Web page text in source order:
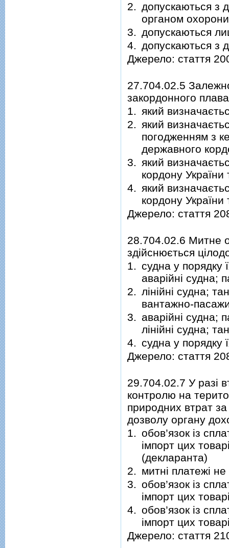
2. допускаються з
органом
3. допускаються
4. допускаються з
Джерело: стаття
27.704.02.5
закордонного
1. який
2. який
погодженням з
державного
3. який
кордону України
4. який
кордону
Джерело: стаття
28.704.02.6 Митне
здійснюється
1. судна у порядку
аварійні судна;
2. лінійні судна;
вантажно-
3. аварійні судна;
лінійні судна;
4. судна у порядку
Джерело: стаття
29.704.02.7 У разі
контролю на
природних втрат
дозволу органу
1. обов’язок із
імпорт цих
(декларанта)
2. митні платежі
3. обов’язок із
імпорт цих
4. обов’язок із
імпорт цих
Джерело: стаття